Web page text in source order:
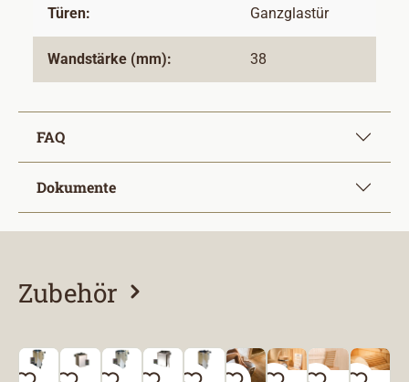
Türen: Ganzglastür
Wandstärke (mm): 38
FAQ
Dokumente
Zubehör